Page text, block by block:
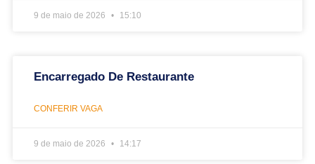
9 de maio de 2026 15:10
Encarregado De Restaurante
CONFERIR VAGA
9 de maio de 2026 14:17